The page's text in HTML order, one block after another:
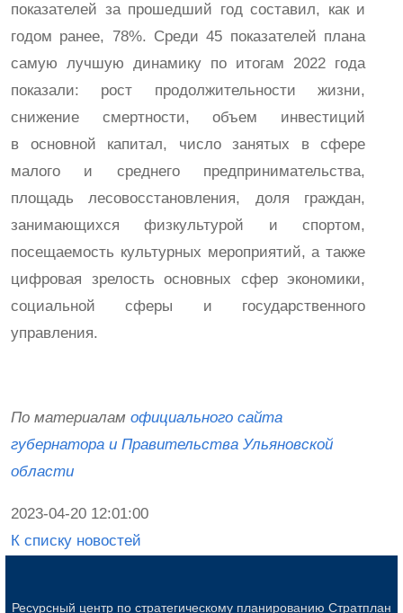
показателей за прошедший год составил, как и
годом ранее, 78%. Среди 45 показателей плана
самую лучшую динамику по итогам 2022 года
показали: рост продолжительности жизни,
снижение смертности, объем инвестиций
в основной капитал, число занятых в сфере
малого и среднего предпринимательства,
площадь лесовосстановления, доля граждан,
занимающихся физкультурой и спортом,
посещаемость культурных мероприятий, а также
цифровая зрелость основных сфер экономики,
социальной сферы и государственного
управления.
По материалам официального сайта
губернатора и Правительства Ульяновской
области
2023-04-20 12:01:00
К списку новостей
Ресурсный центр по стратегическому планированию Стратплан